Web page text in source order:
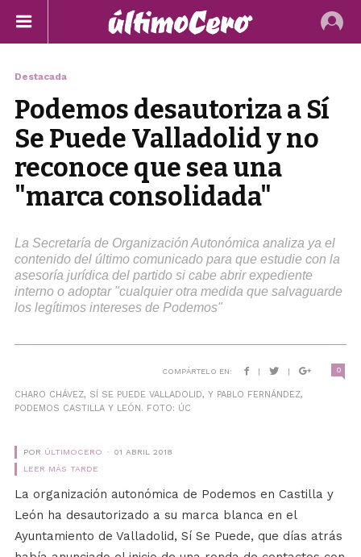
Destacada
Podemos desautoriza a Sí
Se Puede Valladolid y no
reconoce que sea una
"marca consolidada"
La Secretaría de Organización Autonómica analiza ya el
contenido del último comunicado para que estudie con la
asesoría jurídica del partido si cabe abrir expediente
interno o adoptar "cualquier otra medida que salvaguarde
los legítimos intereses de Podemos"
COMPÁRTELO EN: | | 0
CHARO CHÁVEZ, SÍ SE PUEDE VALLADOLID, Y PABLO FERNÁNDEZ,
PODEMOS CASTILLA Y LEÓN. FOTO: ÚC
POR ÚLTIMOCERO
01 ABRIL 2018
LEER MÁS TARDE
La organización autonómica de Podemos en Castilla y
León ha desautorizado a su marca blanca en el
Ayuntamiento de Valladolid, Sí Se Puede, que días atrás